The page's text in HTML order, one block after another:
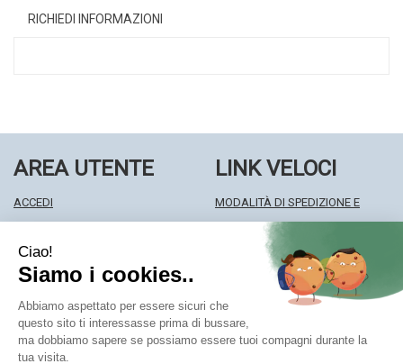
RICHIEDI INFORMAZIONI
AREA UTENTE
ACCEDI
WISHLIST
ISCRIZIONE ALLA NEWSLETTER
LINK VELOCI
MODALITÀ DI SPEDIZIONE E
MODALITÀ DI PAGAMENTO
INFORMATIVA PRIVACY
CONDIZIONI DI VENDITA
Farmacia Centrale Srl